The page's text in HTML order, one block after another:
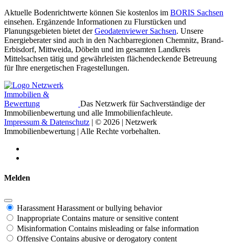
Aktuelle Bodenrichtwerte können Sie kostenlos im BORIS Sachsen
einsehen. Ergänzende Informationen zu Flurstücken und
Planungsgebieten bietet derGeodatenviewer Sachsen. Unsere
Energieberater sind auch in den Nachbarregionen Chemnitz, Brand-
Erbisdorf, Mittweida, Döbeln und im gesamten Landkreis
Mittelsachsen tätig und gewährleisten flächendeckende Betreuung
für Ihre energetischen Fragestellungen.
Das Netzwerk für Sachverständige der
Immobilienbewertung und alle Immobilienfachleute.
Impressum & Datenschutz | © 2026 | Netzwerk
Immobilienbewertung | Alle Rechte vorbehalten.
Melden
Harassment Harassment or bullying behavior
Inappropriate Contains mature or sensitive content
Misinformation Contains misleading or false information
Offensive Contains abusive or derogatory content